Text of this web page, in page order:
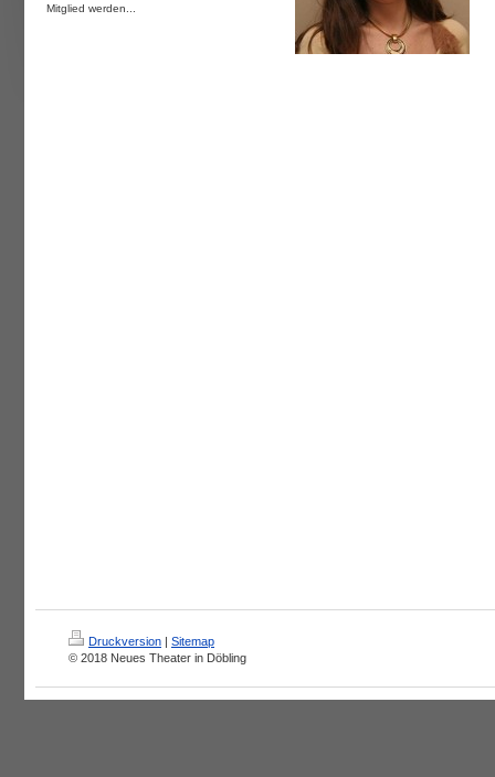
Mitglied werden...
Druckversion | Sitemap
© 2018 Neues Theater in Döbling